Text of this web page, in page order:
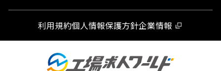
鹿児島県
利用規約個人情報保護方針企業情報